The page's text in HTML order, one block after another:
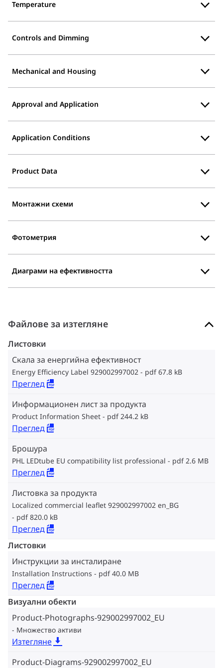
Temperature
Controls and Dimming
Mechanical and Housing
Approval and Application
Application Conditions
Product Data
Монтажни схеми
Фотометрия
Диаграми на ефективността
Файлове за изтегляне
Листовки
Скала за енергийна ефективност
Energy Efficiency Label 929002997002 pdf 67.8 kB
Преглед
Информационен лист за продукта
Product Information Sheet pdf 244.2 kB
Преглед
Брошура
PHL LEDtube EU compatibility list professional pdf 2.6 MB
Преглед
Листовка за продукта
Localized commercial leaflet 929002997002 en_BG
pdf 820.0 kB
Преглед
Листовки
Инструкции за инсталиране
Installation Instructions pdf 40.0 MB
Преглед
Визуални обекти
Product-Photographs-929002997002_EU
Множество активи
Изтегляне
Product-Diagrams-929002997002_EU